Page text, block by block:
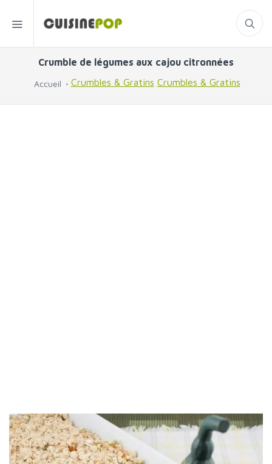
Crumble de légumes aux cajou citronnées
Accueil Crumbles & Gratins Crumbles & Gratins